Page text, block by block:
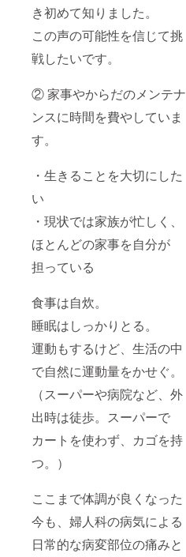
き初めて知りました。
この声の可能性を信じて挑
戦したいです。
② 家事やからだのメンテナ
ンスに時間を費やしていま
す。
・生きることを大切にした
い
・現状では家族が忙しく、
ほとんどの家事を自分が
担っている
食事は自炊。
睡眠はしっかりとる。
運動もするけど、生活の中
で自然に運動量をかせぐ。
（スーパーや病院など、外
出時は徒歩。スーパーで
カートを使わず、カゴを持
つ。）
ここまで体調が良くなった
今も、婦人科の病気による
日常的な病変部位の痛みと